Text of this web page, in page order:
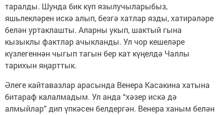
таралды. Шунда бик күп язылучыларыбыз,
яшьлекләрен искә алып, безгә хатлар язды, хатирәләре
белән уртаклашты. Аларны укып, шактый гына
кызыклы фактлар ачыкланды. Ул чор кешеләре
күзлегеннән чыгып тагын бер кат күңелдә Чаллы
тарихын яңарттык.
Әлеге кайтавазлар арасында Венера Касакина хатына
битараф калалмадым. Ул анда “хәзер искә дә
алмыйлар” дип үпкәсен белдергән. Венера ханым белән